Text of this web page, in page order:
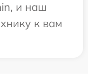
и наш
к вам